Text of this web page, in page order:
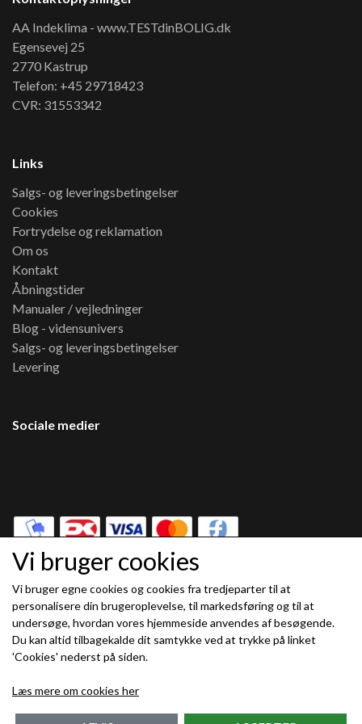
AA Indeklima - www.TESTdinBOLIG.dk
Egensevej 25
2770 Kastrup
Telefon: +45 29718423
CVR: 31553342
Links
Salgs- og leveringsbetingelser
Cookies
Fortrydelse og reklamation
Om os
Kontakt
Åbningstider
Manualer / vejledninger
Blog - vidensunivers
Salgs- og leveringsbetingelser
Levering
Sociale medier
Modtag vores nyhedsbrev via e-mail
Tilmeld
(mere information)
Vi bruger cookies
Vi bruger egne cookies og cookies fra tredjeparter til at
personalisere din brugeroplevelse, til markedsføring og til at
undersøge, hvordan vores hjemmeside anvendes af besøgende.
Du kan altid tilbagekalde dit samtykke ved at trykke på linket
'Cookies' nederst på siden.
Læs mere om cookies her